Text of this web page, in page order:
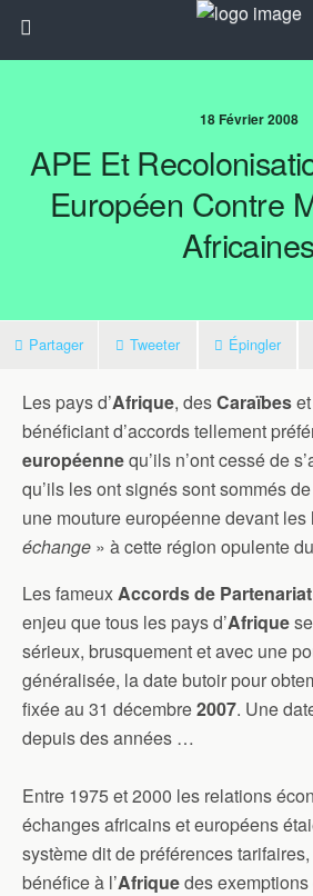
18 Février 2008
APE Et
Européen Contre
Partager Tweeter Épingler
Les pays d’Afrique, desCaraïbes
bénéficiant d’accords tellement
européennequ’ils n’ont cessé de
qu’ils les ont signés sont sommés
une mouture européenne devant les
échange » à cette région opulente
Les fameuxAccords de
enjeu que tous les pays d’Afrique
sérieux, brusquement et avec une
généralisée, la date butoir pour
fixée au 31 décembre2007. Une
depuis des années …
Entre 1975 et 2000 les relations
échanges africains et européens
système dit de préférences
bénéfice à l’Afriquedes